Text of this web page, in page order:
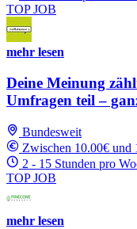
TOP JOB
mehr lesen
Deine Meinung
Umfragen teil –
Bundesweit
Zwischen 10.00€ und
2 - 15 Stunden pro
TOP JOB
mehr lesen